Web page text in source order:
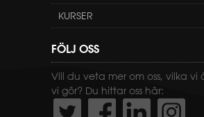
KURSER
FÖLJ OSS
Vill du veta mer om oss, vilka vi
vi gör? Du hittar oss här: